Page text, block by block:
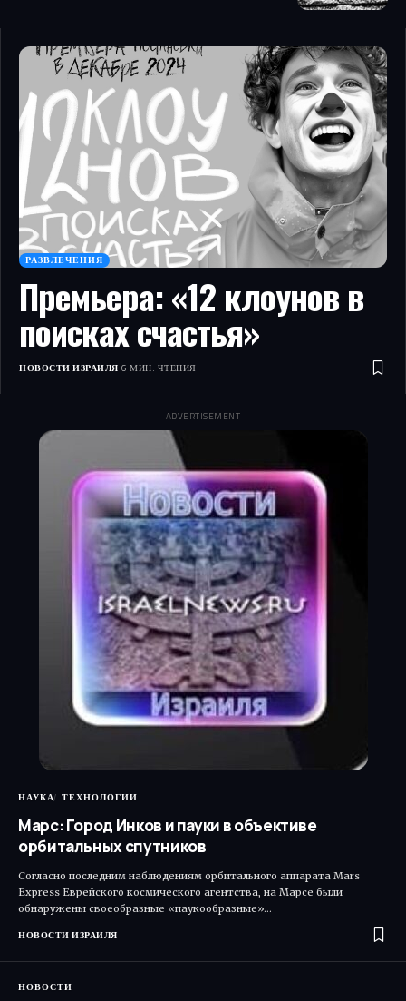
РАЗВЛЕЧЕНИЯ
Премьера: «12 клоунов в
поисках счастья»
НОВОСТИ ИЗРАИЛЯ 6 МИН. ЧТЕНИЯ
- ADVERTISEMENT -
НАУКА ТЕХНОЛОГИИ
Марс: Город Инков и пауки в объективе
орбитальных спутников
Согласно последним наблюдениям орбитального аппарата Mars
Express Еврейского космического агентства, на Марсе были
обнаружены своеобразные «паукообразные»…
НОВОСТИ ИЗРАИЛЯ
НОВОСТИ